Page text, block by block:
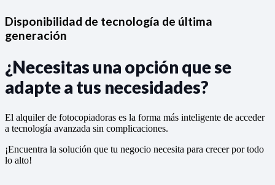
Disponibilidad de tecnología de última
generación
¿Necesitas una opción que se
adapte a tus necesidades?
El alquiler de fotocopiadoras es la forma más inteligente de acceder
a tecnología avanzada sin complicaciones.
¡Encuentra la solución que tu negocio necesita para crecer por todo
lo alto!